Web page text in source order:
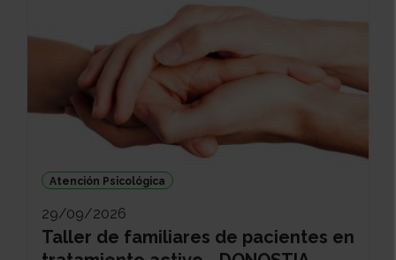
Atención Psicológica
29/09/2026
Taller de familiares de pacientes en